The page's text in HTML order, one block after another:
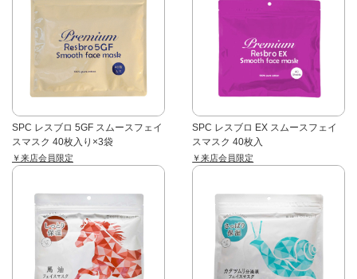
SPC レスブロ 5GF スムースフェイ
スマスク 40枚入り×3袋
￥来店会員限定
SPC レスブロ EX スムースフェイ
スマスク 40枚入
￥来店会員限定